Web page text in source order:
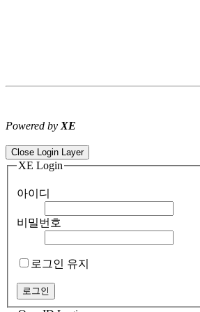
Powered by XE
Close Login Layer
XE Login
아이디
비밀번호
로그인 유지